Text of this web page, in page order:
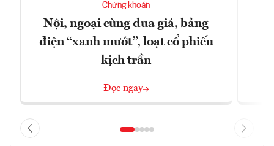
Chứng khoán
Nội, ngoại cùng đua giá, bảng
điện “xanh mướt”, loạt cổ phiếu
kịch trần
Đọc ngay